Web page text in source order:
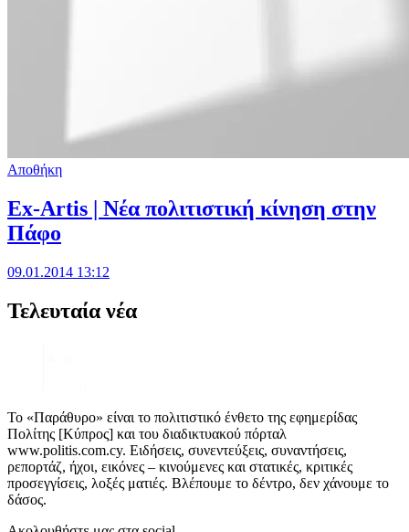
Αποθήκη
Ex-Artis | Νέα πολιτιστική κίνηση στην
Πάφο
09.01.2014 13:12
Τελευταία νέα
Το «Παράθυρο» είναι το πολιτιστικό ένθετο της εφημερίδας
Πολίτης [Κύπρος] και του διαδικτυακού πόρταλ
www.politis.com.cy. Ειδήσεις, συνεντεύξεις, συναντήσεις,
ρεπορτάζ, ήχοι, εικόνες – κινούμενες και στατικές, κριτικές
προσεγγίσεις, λοξές ματιές. Βλέπουμε το δέντρο, δεν χάνουμε το
δάσος.